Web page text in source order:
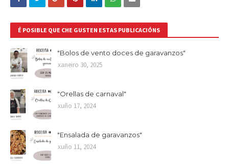
É POSIBLE QUE CHE GUSTEN ESTAS PUBLICACIÓNS
"Bolos de vento doces de garavanzos"
xaneiro 30, 2025
"Orellas de carnaval"
xuño 17, 2024
"Ensalada de garavanzos"
xuño 11, 2024